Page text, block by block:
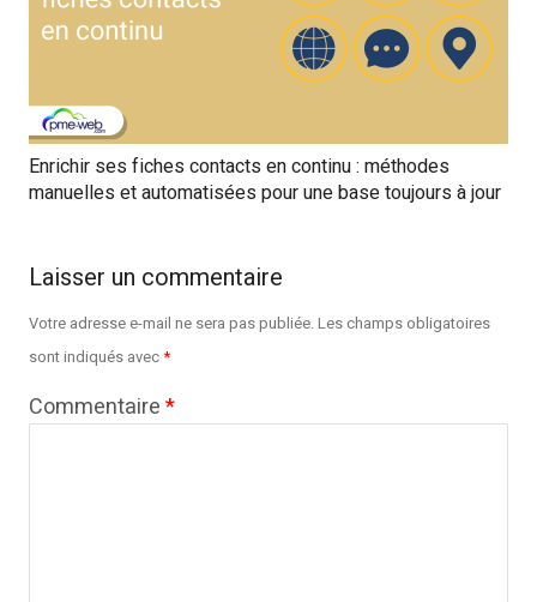
Enrichir ses fiches contacts en continu : méthodes
manuelles et automatisées pour une base toujours à jour
Laisser un commentaire
Votre adresse e-mail ne sera pas publiée.Les champs obligatoires
sont indiqués avec*
Commentaire*